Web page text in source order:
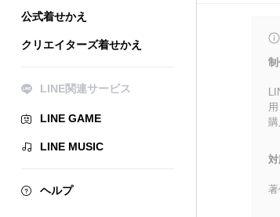
公式着せかえ
クリエイターズ着せかえ
LINE関連サービス
LINE GAME
LINE MUSIC
ヘルプ
用